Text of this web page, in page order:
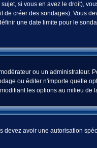
si vous en avez le droit),
créer des sondages). Vous
une date limite pour le
ou un
ou éditer n'importe quelle
les options au milieu de
avoir une autorisation